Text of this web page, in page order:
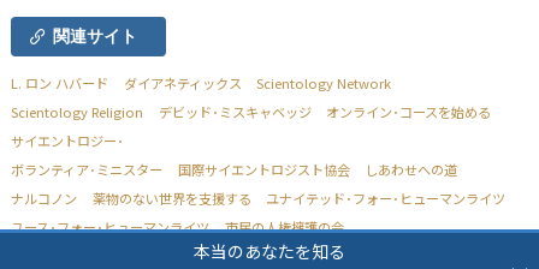
本当のあなたを知る
関連サイト
L. ロン ハバード ダイアネティックス
Scientology Network
Scientology Religion
デビッド･ミスキャベッジ
オンライン･コースを始める
サイエントロジー･
ボランティア･ミニスター
国際サイエントロジスト協会
しあわせへの道
ナルコノン
薬物のない世界を支援する
ユナイテッド･フォー･ヒューマンライツ
ユース･フォー･ヒューマンライツ
市民の人権擁護の会